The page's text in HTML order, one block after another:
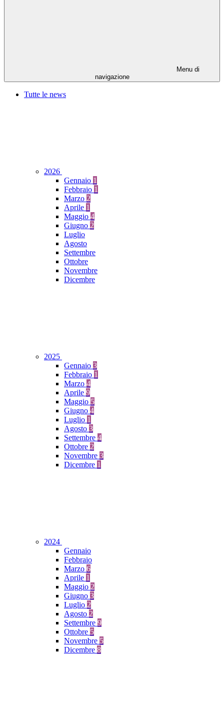
Menu di
navigazione
Tutte le news
2026
Gennaio 1
Febbraio 1
Marzo 2
Aprile 1
Maggio 4
Giugno 2
Luglio
Agosto
Settembre
Ottobre
Novembre
Dicembre
2025
Gennaio 3
Febbraio 1
Marzo 4
Aprile 9
Maggio 5
Giugno 4
Luglio 1
Agosto 3
Settembre 4
Ottobre 2
Novembre 3
Dicembre 1
2024
Gennaio
Febbraio
Marzo 6
Aprile 1
Maggio 2
Giugno 3
Luglio 2
Agosto 2
Settembre 9
Ottobre 5
Novembre 5
Dicembre 8